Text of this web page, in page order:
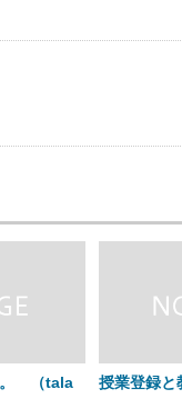
。 （tala
授業登録と